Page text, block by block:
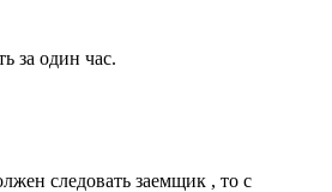
за один час.
следовать заемщик , то с